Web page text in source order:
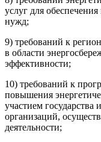
услуг для
нужд;
9) требований к
в области
эффективности;
10) требований к
повышения
участием
организаций,
деятельности;